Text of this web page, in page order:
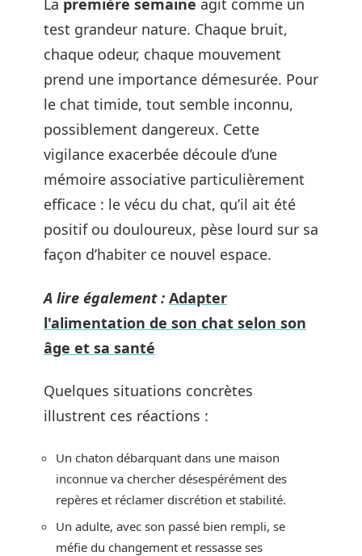
La première semaine agit comme un
test grandeur nature. Chaque bruit,
chaque odeur, chaque mouvement
prend une importance démesurée. Pour
le chat timide, tout semble inconnu,
possiblement dangereux. Cette
vigilance exacerbée découle d’une
mémoire associative particulièrement
efficace : le vécu du chat, qu’il ait été
positif ou douloureux, pèse lourd sur sa
façon d’habiter ce nouvel espace.
A lire également : Adapter
l'alimentation de son chat selon son
âge et sa santé
Quelques situations concrètes
illustrent ces réactions :
Un chaton débarquant dans une maison
inconnue va chercher désespérément des
repères et réclamer discrétion et stabilité.
Un adulte, avec son passé bien rempli, se
méfie du changement et ressasse ses